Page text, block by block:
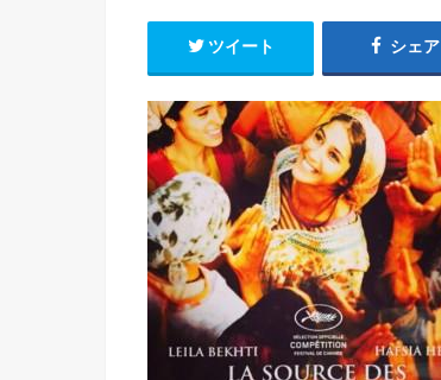
ツイート シェア